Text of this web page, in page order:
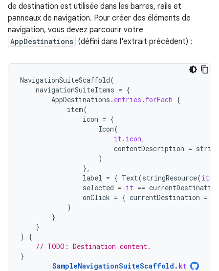
de destination est utilisée dans les barres, rails et
panneaux de navigation. Pour créer des éléments de
navigation, vous devez parcourir votre
AppDestinations (défini dans l'extrait précédent) :
NavigationSuiteScaffold(
navigationSuiteItems = {
AppDestinations . entries . forEach {
item(
icon = {
Icon(
it . icon,
contentDescription =
)
},
label = { Text(stringResource(it
selected = it == currentDestination
onClick = { currentDestination =
)
}
}
)
{
// TODO: Destination content.
}
SampleNavigationSuiteScaffold . kt